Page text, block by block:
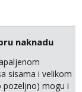
naknadu
sisama i velikom
pozeljno) mogu i